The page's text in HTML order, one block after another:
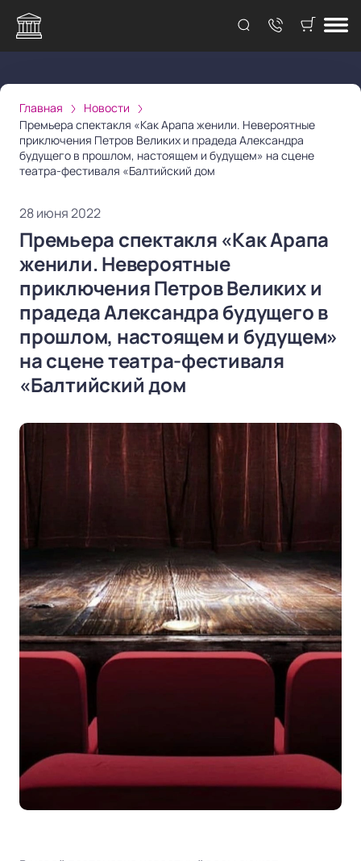
Главная
Новости
Премьера спектакля «Как Арапа женили. Невероятные
приключения Петров Великих и прадеда Александра
будущего в прошлом, настоящем и будущем» на сцене
театра-фестиваля «Балтийский дом
28 июня 2022
Премьера спектакля «Как Арапа
женили. Невероятные
приключения Петров Великих и
прадеда Александра будущего в
прошлом, настоящем и будущем»
на сцене театра-фестиваля
«Балтийский дом